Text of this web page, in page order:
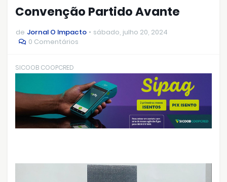
Convenção Partido Avante
de Jornal O Impacto
sábado, julho 20, 2024
0 Comentários
SICOOB COOPCRED